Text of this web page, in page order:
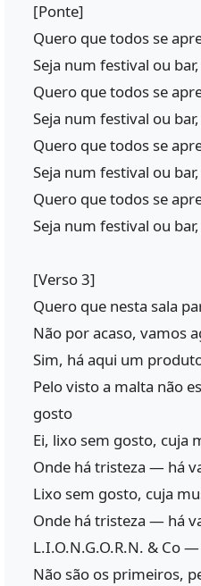
[Ponte]
Quero que todos se
Seja num festival ou
Quero que todos se
Seja num festival ou
Quero que todos se
Seja num festival ou
Quero que todos se
Seja num festival ou
[Verso 3]
Quero que nesta sala
Não por acaso, vamos
Sim, há aqui um
Pelo visto a malta não
gosto
Ei, lixo sem gosto, cuja
Onde há tristeza — há
Lixo sem gosto, cuja
Onde há tristeza — há
L.I.O.N.G.O.R.N. & Co —
Não são os primeiros,